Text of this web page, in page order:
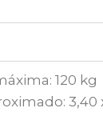
120 kg
3,40